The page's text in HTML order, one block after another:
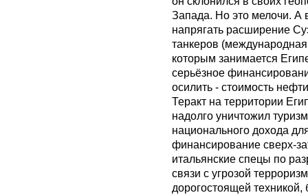
Запада. Но это мелочи. А
напрягать расширение
танкеров
которым занимается
серьёзное
осилить - стоимость
Теракт на территории
надолго уничтожил
национального дохода
финансирование сверх-
итальянские спецы по
связи с угрозой
дорогостоящей техникой,